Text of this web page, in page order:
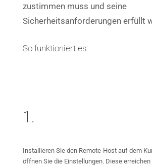
zustimmen muss und seine
Sicherheitsanforderungen erfüllt
So funktioniert es:
1.
Installieren Sie den Remote-Host auf dem
öffnen Sie die Einstellungen. Diese erreichen